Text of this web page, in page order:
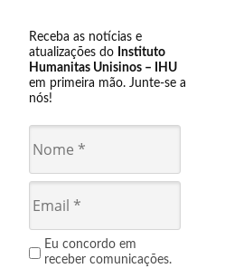
Receba as notícias e
atualizações do Instituto
Humanitas Unisinos – IHU
em primeira mão. Junte-se a
nós!
Eu concordo em
receber comunicações.